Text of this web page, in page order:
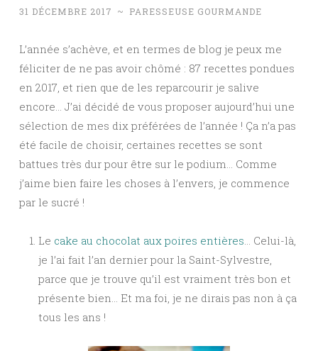
31 DÉCEMBRE 2017 ~ PARESSEUSE GOURMANDE
L’année s’achève, et en termes de blog je peux me
féliciter de ne pas avoir chômé : 87 recettes pondues
en 2017, et rien que de les reparcourir je salive
encore… J’ai décidé de vous proposer aujourd’hui une
sélection de mes dix préférées de l’année ! Ça n’a pas
été facile de choisir, certaines recettes se sont
battues très dur pour être sur le podium… Comme
j’aime bien faire les choses à l’envers, je commence
par le sucré !
Le cake au chocolat aux poires entières… Celui-là,
je l’ai fait l’an dernier pour la Saint-Sylvestre,
parce que je trouve qu’il est vraiment très bon et
présente bien… Et ma foi, je ne dirais pas non à ça
tous les ans !